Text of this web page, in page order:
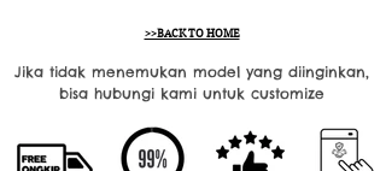
>>BACK TO HOME
Jika tidak menemukan model yang diinginkan,
bisa hubungi kami untuk customize